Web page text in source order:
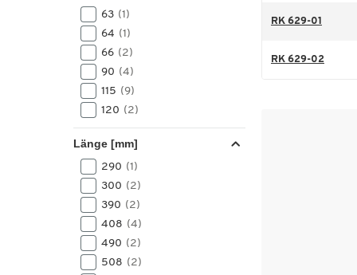
63 (1)
64 (1)
66 (2)
90 (4)
115 (9)
120 (2)
Länge [mm]
290 (1)
300 (2)
390 (2)
408 (4)
490 (2)
508 (2)
RK 629-01
RK 629-02